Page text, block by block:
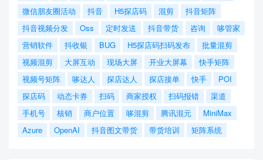
微信朋友圈活动
抖音 H5探店码 混剪
抖音矩阵
抖音视频分发
Oss 定时发送 抖音带货 咨询
哆管家
营销软件
抖收银 BUG H5探店码扫码发布
批量混剪
视频混剪
大屏互动 现场大屏 开业大屏幕
快手矩阵
视频号矩阵
哆达人 探店达人 探店接单 快手
POI
探店码
动态卡券 扫码 商家授权 扫码报错
渠道
手机号
核销 商户位置 哆混剪 腾讯混元
MiniMax
Azure
OpenAI 抖音图文带货 带货培训 矩阵系统